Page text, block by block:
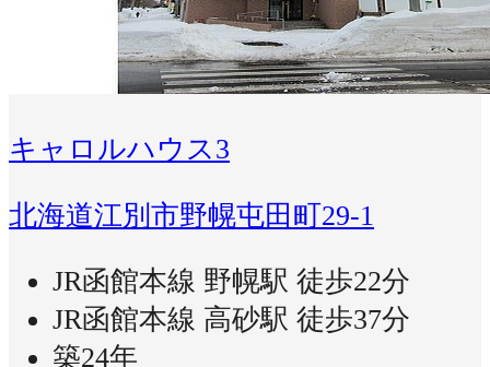
キャロルハウス3
北海道江別市野幌屯田町29-1
JR函館本線 野幌駅 徒歩22分
JR函館本線 高砂駅 徒歩37分
築24年